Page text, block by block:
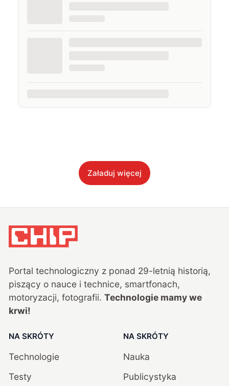
Załaduj więcej
Portal technologiczny z ponad 29-letnią historią,
piszący o nauce i technice, smartfonach,
motoryzacji, fotografii. Technologie mamy we
krwi!
NA SKRÓTY
Technologie
Testy
NA SKRÓTY
Nauka
Publicystyka